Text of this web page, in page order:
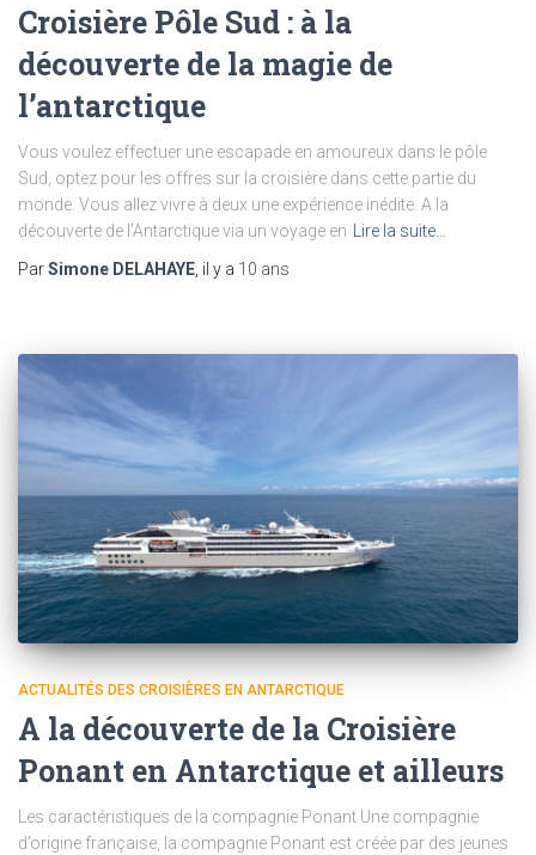
Croisière Pôle Sud : à la
découverte de la magie de
l’antarctique
Vous voulez effectuer une escapade en amoureux dans le pôle
Sud, optez pour les offres sur la croisière dans cette partie du
monde. Vous allez vivre à deux une expérience inédite. A la
découverte de l’Antarctique via un voyage en
Lire la suite…
ParSimone DELAHAYE , il y a 10 ans
ACTUALITÉS DES CROISIÈRES EN ANTARCTIQUE
A la découverte de la Croisière
Ponant en Antarctique et ailleurs
Les caractéristiques de la compagnie Ponant Une compagnie
d’origine française, la compagnie Ponant est créée par des jeunes